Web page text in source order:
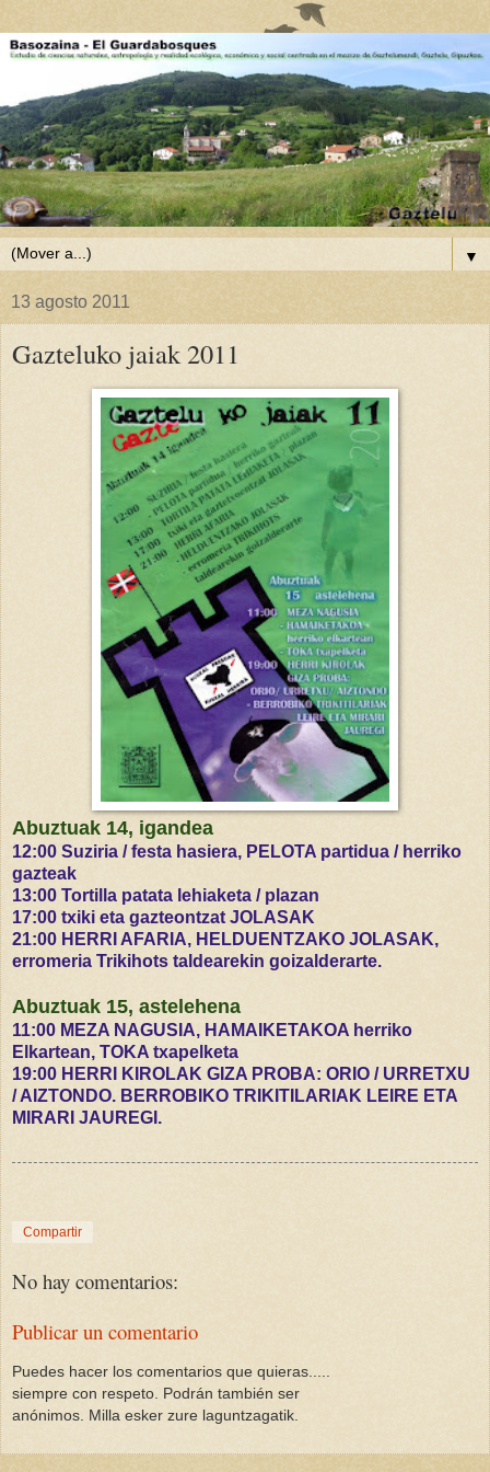
▼
13 agosto 2011
Gazteluko jaiak 2011
Abuztuak 14, igandea
12:00 Suziria / festa hasiera, PELOTA partidua / herriko
gazteak
13:00 Tortilla patata lehiaketa / plazan
17:00 txiki eta gazteontzat JOLASAK
21:00 HERRI AFARIA, HELDUENTZAKO JOLASAK,
erromeria Trikihots taldearekin goizalderarte.
Abuztuak 15, astelehena
11:00 MEZA NAGUSIA, HAMAIKETAKOA herriko
Elkartean, TOKA txapelketa
19:00 HERRI KIROLAK GIZA PROBA: ORIO / URRETXU
/ AIZTONDO. BERROBIKO TRIKITILARIAK LEIRE ETA
MIRARI JAUREGI.
Compartir
No hay comentarios:
Publicar un comentario
Puedes hacer los comentarios que quieras.....
siempre con respeto. Podrán también ser
anónimos. Milla esker zure laguntzagatik.